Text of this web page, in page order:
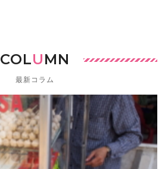
COLUMN
最新コラム